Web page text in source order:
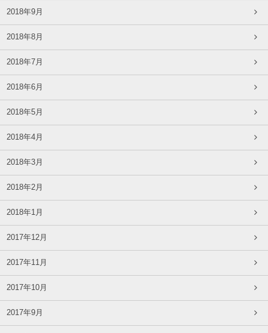
2018年9月
2018年8月
2018年7月
2018年6月
2018年5月
2018年4月
2018年3月
2018年2月
2018年1月
2017年12月
2017年11月
2017年10月
2017年9月